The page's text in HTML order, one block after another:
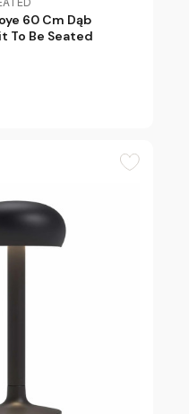
60 Cm Dąb
To Be Seated